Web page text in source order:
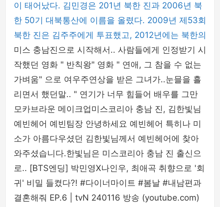
이 태어났다. 김민경은 201년 북한 진과 2006년 북
한 50기 대북통산에 이름을 올렸다. 2009년 제53회
북한 진은 김주주에게 투표했고, 2012년에는 북한의
미스 충남진으로 시작해서.. 사람들에게 인정받기 시
작했던 영화 " 반칙왕" 영화 " 연애, 그 참을 수 없는
가벼움" 으로 여우주연상을 받은 그녀가..눈믈을 흘
리면서 했던말.. " 연기가 너무 힘들어 배우를 그만
모카브라운 메이크업미스코리아 충남 진, 김한빛님
예빈헤어 예빈팀장 안녕하세요 예빈헤어 특히나 미
소가 아름다우셨던 김한빛님께서 예빈헤어에 찾아
와주셨습니다.한빛님은 미스코리아 충남 진 출신으
로.. [BTS엔딩] 박민영X나인우, 최애곡 취향으로 '회
귀' 비밀 들켰다?! #다이너마이트 #봄날 #내남편과
결혼해줘 EP.6 | tvN 240116 방송 (youtube.com)